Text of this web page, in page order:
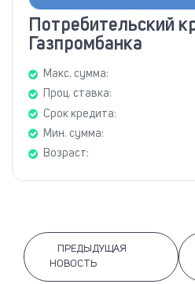
Потребительский
Газпромбанка
Макс. сумма:
Проц. ставка:
Срок кредита:
Мин. сумма:
Возраст:
ПРЕДЫДУЩАЯ
НОВОСТЬ